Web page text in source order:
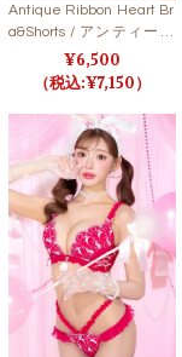
Antique Ribbon Heart Br
a&Shorts / アンティーク
リボンハートブラ＆ショ
ーツ 【LB5500】
6,500
7,150